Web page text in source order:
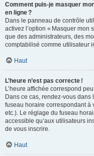
Comment puis-je masquer
en ligne ?
Dans le panneau de contrôle
activez l’option « Masquer mon
que des administrateurs, des
comptabilisé comme utilisateur
Haut
L’heure n’est pas correcte !
L’heure affichée correspond
Dans ce cas, rendez-vous
fuseau horaire correspondant à
etc.). Le réglage du fuseau
accessible qu’aux utilisateurs
de vous inscrire.
Haut